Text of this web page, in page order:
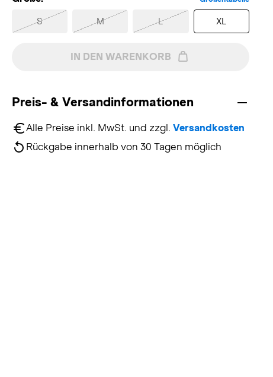
S M L XL
IN DEN WARENKORB
Preis- & Versandinformationen
Alle Preise inkl. MwSt. und zzgl. Versandkosten
Rückgabe innerhalb von 30 Tagen möglich